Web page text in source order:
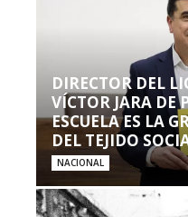
DIRECTOR DEL
VÍCTOR JARA DE
ESCUELA ES LA
DEL TEJIDO
NACIONAL